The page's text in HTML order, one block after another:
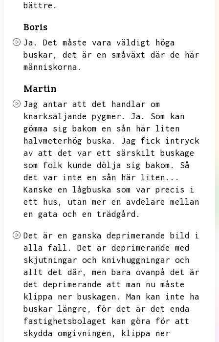
bättre.
Boris
Ja.
Det måste vara väldigt höga
buskar,
det är en småväxt där de här
människorna.
Martin
Jag antar att det handlar om
knarksäljande pygmer.
Ja.
Som kan
gömma sig bakom en sån här liten
halvmeterhög buska.
Jag fick intryck
av att det var ett särskilt buskage
som folk kunde dölja sig bakom.
Så
det var inte en sån här liten...
Kanske en lågbuska som var precis i
ett hus,
utan mer en avdelare mellan
en gata och en trädgård.
Det är en ganska deprimerande bild i
alla fall.
Det är deprimerande med
skjutningar och knivhuggningar och
allt det där,
men bara ovanpå det är
det deprimerande att man nu måste
klippa ner buskagen.
Man kan inte ha
buskar längre,
för det är det enda
fastighetsbolaget kan göra för att
skydda omgivningen,
klippa ner